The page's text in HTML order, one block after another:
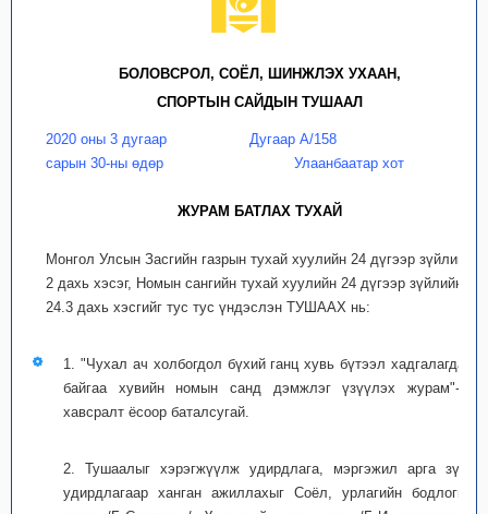
БОЛОВСРОЛ, СОЁЛ, ШИНЖЛЭХ УХААН,
СПОРТЫН САЙДЫН ТУШААЛ
2020 оны 3 дугаар
сарын 30-ны өдөр
Дугаар А/158
Улаанбаатар хот
ЖУРАМ БАТЛАХ ТУХАЙ
Монгол Улсын Засгийн газрын тухай хуулийн 24 дүгээр зүйлийн
2 дахь хэсэг, Номын сангийн тухай хуулийн 24 дүгээр зүйлийн
24.3 дахь хэсгийг тус тус үндэслэн ТУШААХ нь:
1. "Чухал ач холбогдол бүхий ганц хувь бүтээл хадгалагдаж
байгаа хувийн номын санд дэмжлэг үзүүлэх журам"-ыг
хавсралт ёсоор баталсугай.
2. Тушаалыг хэрэгжүүлж удирдлага, мэргэжил арга зүйн
удирдлагаар ханган ажиллахыг Соёл, урлагийн бодлогын